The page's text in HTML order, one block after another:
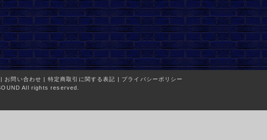
| お問い合わせ | 特定商取引に関する表記 | プライバシーポリシー
All rights reserved.